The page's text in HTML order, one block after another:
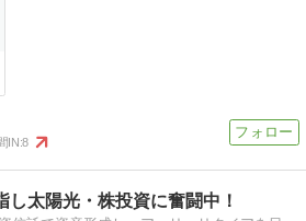
IN:8
し太陽光・株投資に奮闘中！